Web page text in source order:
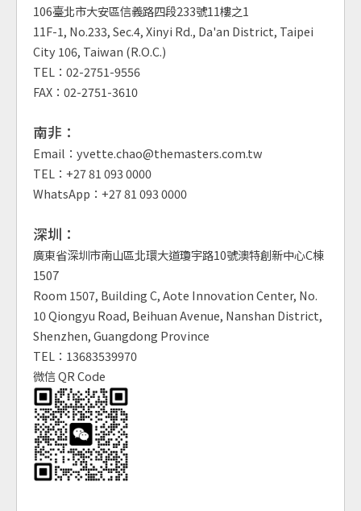
106臺北市大安區信義路四段233號11樓之1
11F-1, No.233, Sec.4, Xinyi Rd., Da'an District, Taipei
City 106, Taiwan (R.O.C.)
TEL：02-2751-9556
FAX：02-2751-3610
南非：
Email：yvette.chao@themasters.com.tw
TEL：+27 81 093 0000
WhatsApp：+27 81 093 0000
深圳：
廣東省深圳市南山區北環大道瓊宇路10號澳特創新中心C棟
1507
Room 1507, Building C, Aote Innovation Center, No.
10 Qiongyu Road, Beihuan Avenue, Nanshan District,
Shenzhen, Guangdong Province
TEL：13683539970
微信 QR Code